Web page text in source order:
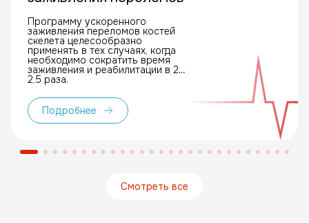
Программу ускоренного
заживления переломов костей
скелета целесообразно
применять в тех случаях, когда
необходимо сократить время
заживления и реабилитации в 2–
2,5 раза.
Подробнее
Смотреть все